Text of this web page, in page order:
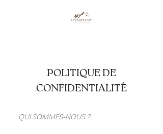
POLITIQUE DE
CONFIDENTIALITÉ
QUI SOMMES-NOUS ?